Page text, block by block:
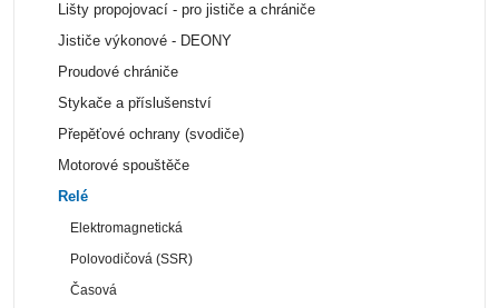
Lišty propojovací - pro jističe a chrániče
Jističe výkonové - DEONY
Proudové chrániče
Stykače a příslušenství
Přepěťové ochrany (svodiče)
Motorové spouštěče
Relé
Elektromagnetická
Polovodičová (SSR)
Časová